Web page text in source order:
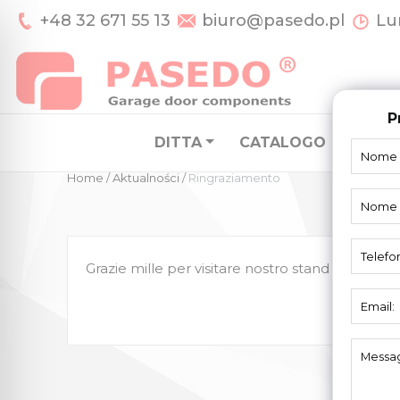
+48 32 671 55 13 biuro@pasedo.pl
DITTA CATALOGO
Home /Aktualności/Ringraziamento
Grazie mille per visitare nostro stand mentre